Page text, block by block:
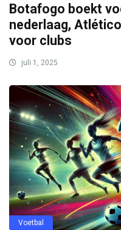
Botafogo boekt
nederlaag,
voor clubs
juli 1, 2025
Voetbal